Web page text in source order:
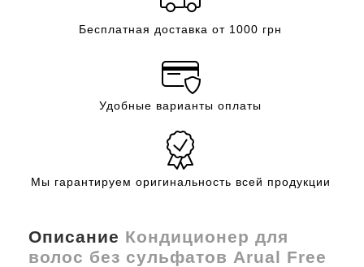
Бесплатная доставка от 1000 грн
Удобные варианты оплаты
Мы гарантируем оригинальность всей продукции
Описание Кондиционер для
волос без сульфатов Arual Free